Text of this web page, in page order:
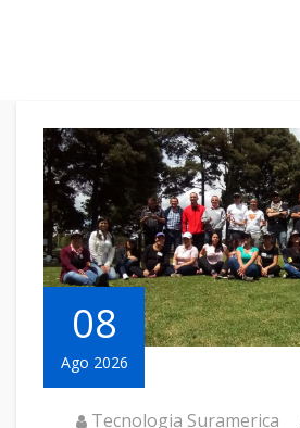
08
Ago 2026
Tecnologia Suramerica